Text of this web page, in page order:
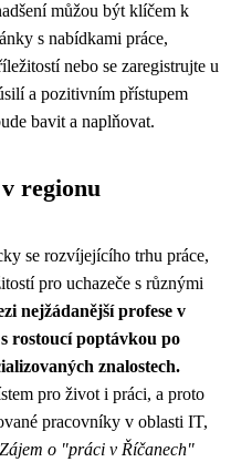
můžou být klíčem k
s nabídkami práce,
nebo se zaregistrujte u
a pozitivním přístupem
bavit a naplňovat.
regionu
se rozvíjejícího trhu práce,
pro uchazeče s různými
nejžádanější profese v
rostoucí poptávkou po
znalostech.
pro život i práci, a proto
pracovníky v oblasti IT,
Zájem o "práci v Říčanech"